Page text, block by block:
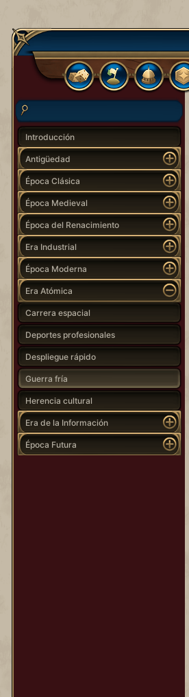
Introducción
Antigüedad
Época Clásica
Época Medieval
Época del Renacimiento
Era Industrial
Época Moderna
Era Atómica
Carrera espacial
Deportes profesionales
Despliegue rápido
Guerra fría
Herencia cultural
Era de la Información
Época Futura